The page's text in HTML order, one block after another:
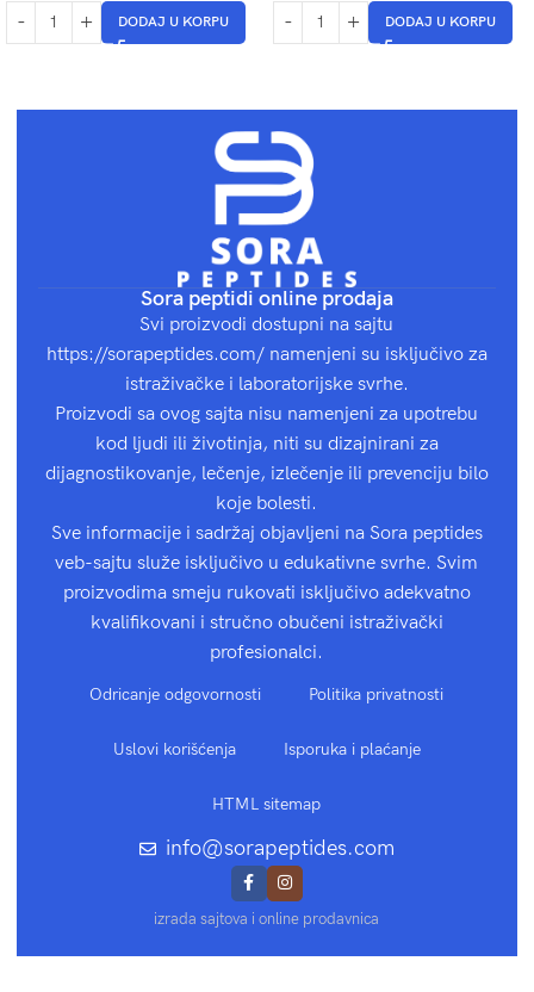
DODAJ U KORPU DODAJ U KORPU
Sora peptidi online prodaja
Svi proizvodi dostupni na sajtu
https://sorapeptides.com/ namenjeni su isključivo za
istraživačke i laboratorijske svrhe.
Proizvodi sa ovog sajta nisu namenjeni za upotrebu
kod ljudi ili životinja, niti su dizajnirani za
dijagnostikovanje, lečenje, izlečenje ili prevenciju bilo
koje bolesti.
Sve informacije i sadržaj objavljeni na Sora peptides
veb-sajtu služe isključivo u edukativne svrhe. Svim
proizvodima smeju rukovati isključivo adekvatno
kvalifikovani i stručno obučeni istraživački
profesionalci.
Odricanje odgovornosti Politika privatnosti
Uslovi korišćenja Isporuka i plaćanje
HTML sitemap
info@sorapeptides.com
izrada sajtova i online prodavnica